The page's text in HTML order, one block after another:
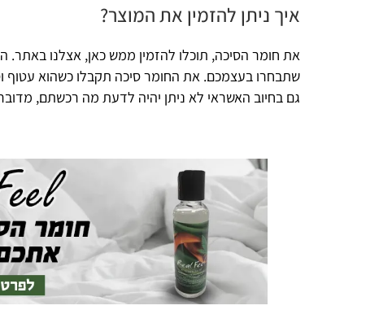
איך ניתן להזמין את המוצר?
את חומר הסיכה, תוכלו להזמין ממש כאן, אצלנו באתר. המוצר
שתבחרו בעצמכם. את החומר סיכה תקבלו כשהוא עטוף וסגור
גם בחיוב האשראי לא ניתן יהיה לדעת מה רכשתם, מדובר בקניה